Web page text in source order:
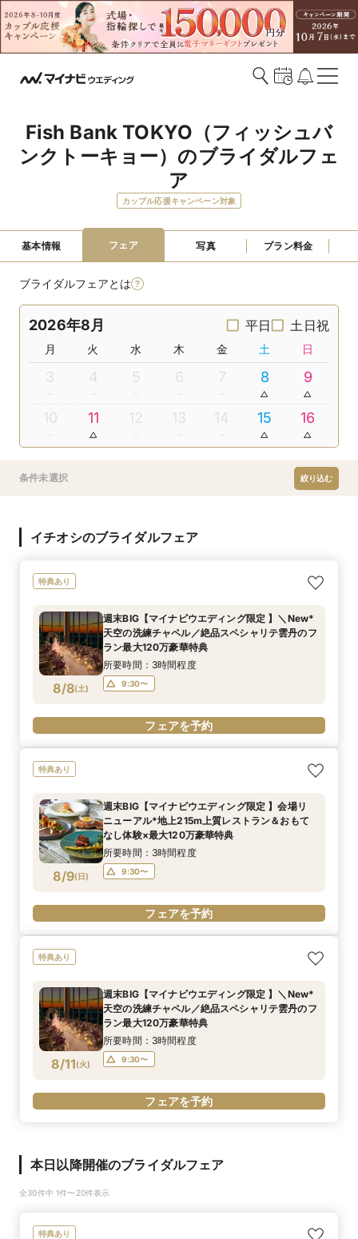
Fish Bank TOKYO（フィッシュバ
ンクトーキョー）のブライダルフェ
ア
カップル応援キャンペーン対象
基本情報 フェア 写真 プラン料金
ブライダルフェアとは
2026年8月 平日 土日祝
月 火 水 木 金 土 日
3 4 5 6 7 8 9
10 11 12 13 14 15 16
条件未選択 絞り込む
イチオシのブライダルフェア
特典あり
8/8(土)
週末BIG【マイナビウエディング限定 】＼New*
天空の洗練チャペル／絶品スペシャリテ雲丹のフ
ラン最大120万豪華特典
所要時間：3時間程度
9:30〜
フェアを予約
特典あり
8/9(日)
週末BIG【マイナビウエディング限定 】会場リ
ニューアル*地上215m上質レストラン＆おもて
なし体験×最大120万豪華特典
所要時間：3時間程度
9:30〜
フェアを予約
特典あり
8/11(火)
週末BIG【マイナビウエディング限定 】＼New*
天空の洗練チャペル／絶品スペシャリテ雲丹のフ
ラン最大120万豪華特典
所要時間：3時間程度
9:30〜
フェアを予約
本日以降開催のブライダルフェア
全30件中 1件〜20件表示
特典あり